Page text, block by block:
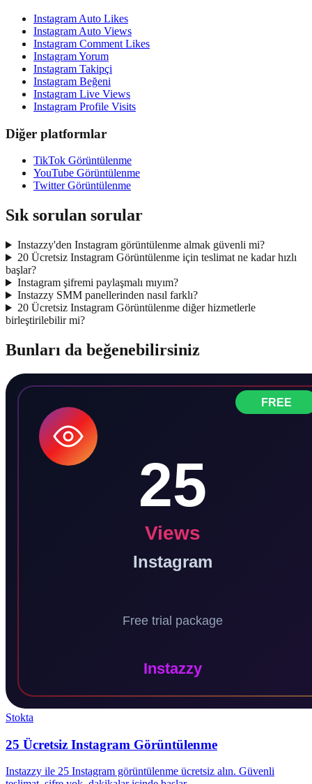
Instagram Auto Likes
Instagram Auto Views
Instagram Comment Likes
Instagram Yorum
Instagram Takipçi
Instagram Beğeni
Instagram Live Views
Instagram Profile Visits
Diğer platformlar
TikTok Görüntülenme
YouTube Görüntülenme
Twitter Görüntülenme
Sık sorulan sorular
Instazzy'den Instagram görüntülenme almak güvenli mi?
20 Ücretsiz Instagram Görüntülenme için teslimat ne kadar hızlı
başlar?
Instagram şifremi paylaşmalı mıyım?
Instazzy SMM panellerinden nasıl farklı?
20 Ücretsiz Instagram Görüntülenme diğer hizmetlerle
birleştirilebilir mi?
Bunları da beğenebilirsiniz
Stokta
25 Ücretsiz Instagram Görüntülenme
Instazzy ile 25 Instagram görüntülenme ücretsiz alın. Güvenli